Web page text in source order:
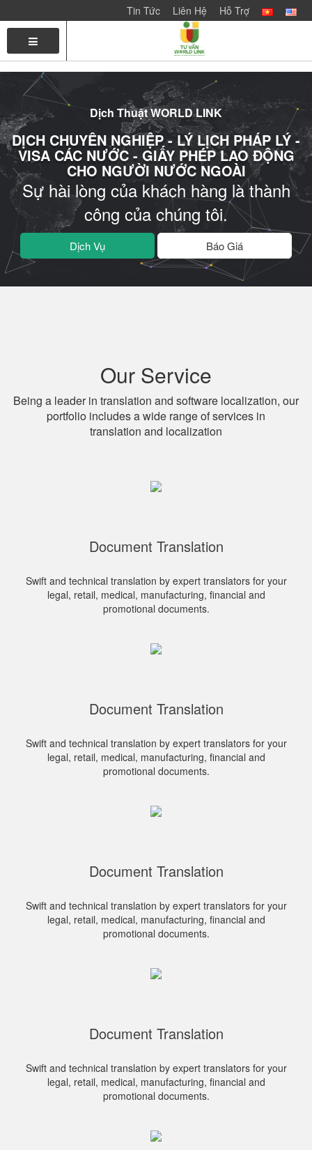
Tin Tức Liên Hệ Hỗ Trợ
CHỦ
VỚI
CHÚNG
TÔI
Dịch Thuật WORLD LINK
DỊCH CHUYÊN NGHIỆP - LÝ LỊCH PHÁP LÝ -
VISA CÁC NƯỚC - GIẤY PHÉP LAO ĐỘNG
CHO NGƯỜI NƯỚC NGOÀI
Sự hài lòng của khách hàng là thành
công của chúng tôi.
Dịch Vụ Báo Giá
Our Service
Being a leader in translation and software localization, our
portfolio includes a wide range of services in
translation and localization
Document Translation
Swift and technical translation by expert translators for your
legal, retail, medical, manufacturing, financial and
promotional documents.
Document Translation
Swift and technical translation by expert translators for your
legal, retail, medical, manufacturing, financial and
promotional documents.
Document Translation
Swift and technical translation by expert translators for your
legal, retail, medical, manufacturing, financial and
promotional documents.
Document Translation
Swift and technical translation by expert translators for your
legal, retail, medical, manufacturing, financial and
promotional documents.